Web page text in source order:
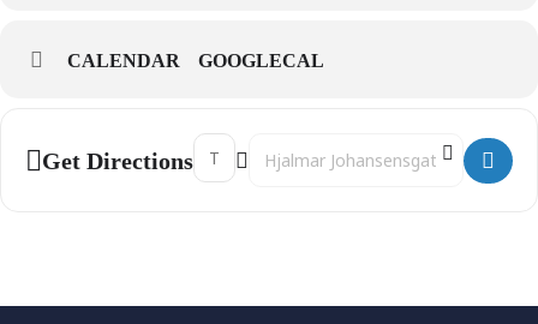
CALENDAR GOOGLECAL
Get Directions
Address - 15:30 Selfôring og trening []
Destination Address - 15:30